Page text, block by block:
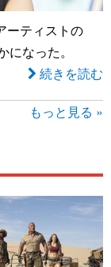
ーティストの
なった。
続きを読む
もっと見る »